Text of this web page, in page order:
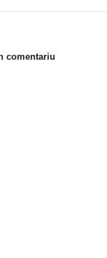
comentariu